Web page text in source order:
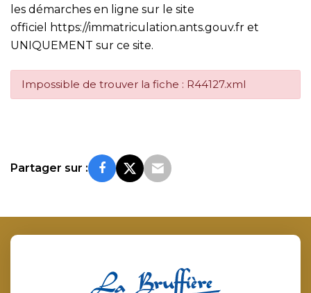
les démarches en ligne sur le site
officiel
https://immatriculation.ants.gouv.fr et
UNIQUEMENT sur ce site.
Impossible de trouver la fiche : R44127.xml
Partager sur :